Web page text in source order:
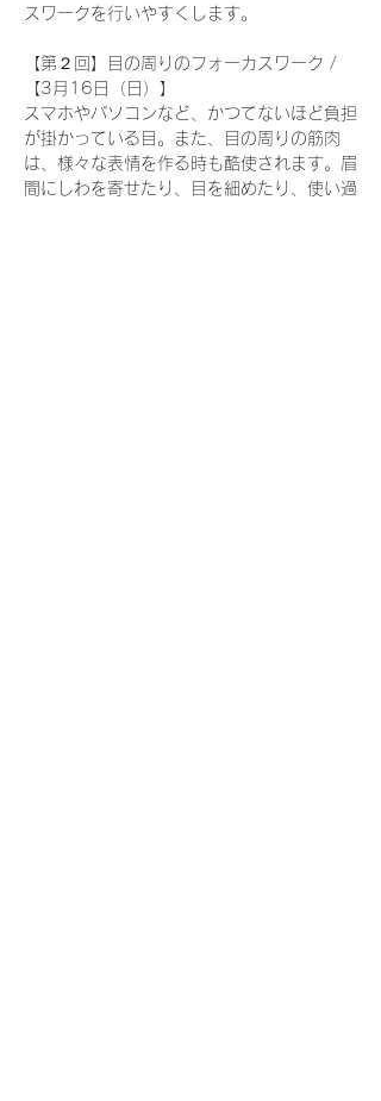
スワークを行いやすくします。
【第２回】目の周りのフォーカスワーク /
【3月16日（日）】
スマホやパソコンなど、かつてないほど負担
が掛かっている目。また、目の周りの筋肉
は、様々な表情を作る時も酷使されます。眉
間にしわを寄せたり、目を細めたり、使い過